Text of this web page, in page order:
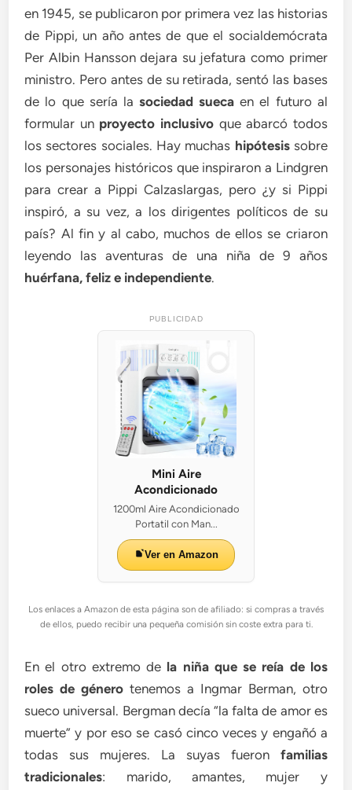
en 1945, se publicaron por primera vez las historias
de Pippi, un año antes de que el socialdemócrata
Per Albin Hansson dejara su jefatura como primer
ministro. Pero antes de su retirada, sentó las bases
de lo que sería la sociedad sueca en el futuro al
formular un proyecto inclusivo que abarcó todos
los sectores sociales. Hay muchas hipótesissobre
los personajes históricos que inspiraron a Lindgren
para crear a Pippi Calzaslargas, pero ¿y si Pippi
inspiró, a su vez, a los dirigentes políticos de su
país? Al fin y al cabo, muchos de ellos se criaron
leyendo las aventuras de una niña de 9 años
huérfana, feliz e independiente.
PUBLICIDAD
Mini Aire
Acondicionado
1200ml Aire Acondicionado
Portatil con Man...
Ver en Amazon
Los enlaces a Amazon de esta página son de afiliado: si compras a través
de ellos, puedo recibir una pequeña comisión sin coste extra para ti.
En el otro extremo de la niña que se reía de los
roles de género tenemos a Ingmar Berman, otro
sueco universal. Bergman decía “la falta de amor es
muerte” y por eso se casó cinco veces y engañó a
todas sus mujeres. La suyas fueron familias
tradicionales: marido, amantes, mujer y